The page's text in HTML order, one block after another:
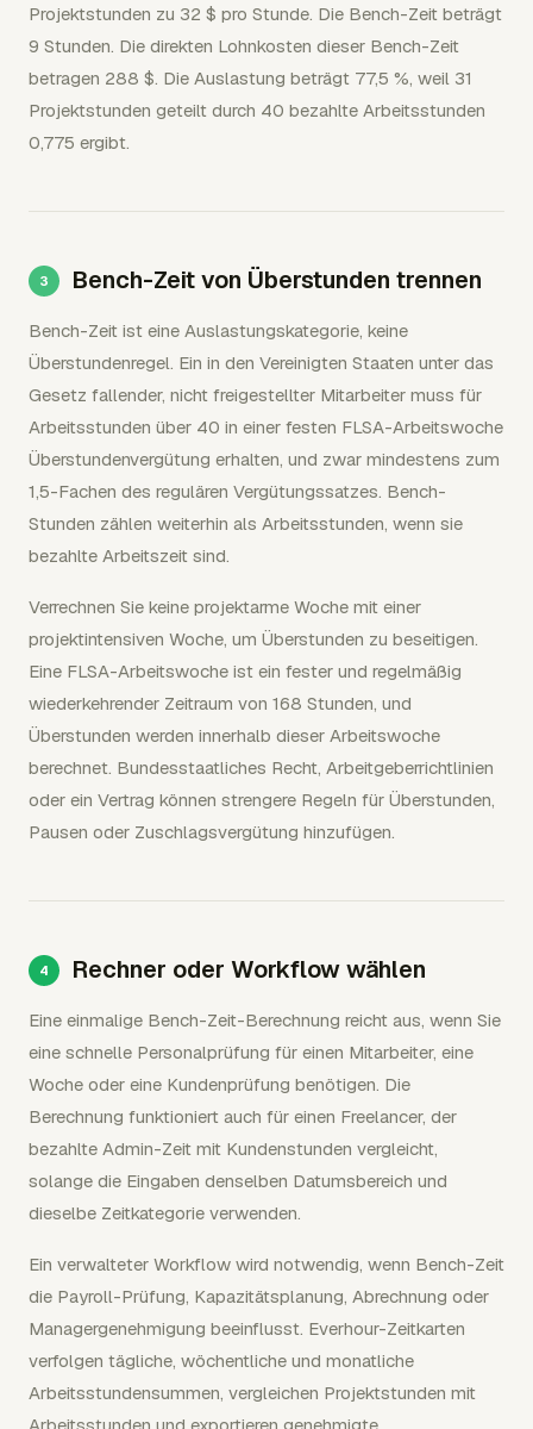
Projektstunden zu 32 $ pro Stunde. Die Bench-Zeit beträgt
9 Stunden. Die direkten Lohnkosten dieser Bench-Zeit
betragen 288 $. Die Auslastung beträgt 77,5 %, weil 31
Projektstunden geteilt durch 40 bezahlte Arbeitsstunden
0,775 ergibt.
Bench-Zeit von Überstunden trennen
Bench-Zeit ist eine Auslastungskategorie, keine
Überstundenregel. Ein in den Vereinigten Staaten unter das
Gesetz fallender, nicht freigestellter Mitarbeiter muss für
Arbeitsstunden über 40 in einer festen FLSA-Arbeitswoche
Überstundenvergütung erhalten, und zwar mindestens zum
1,5-Fachen des regulären Vergütungssatzes. Bench-
Stunden zählen weiterhin als Arbeitsstunden, wenn sie
bezahlte Arbeitszeit sind.
Verrechnen Sie keine projektarme Woche mit einer
projektintensiven Woche, um Überstunden zu beseitigen.
Eine FLSA-Arbeitswoche ist ein fester und regelmäßig
wiederkehrender Zeitraum von 168 Stunden, und
Überstunden werden innerhalb dieser Arbeitswoche
berechnet. Bundesstaatliches Recht, Arbeitgeberrichtlinien
oder ein Vertrag können strengere Regeln für Überstunden,
Pausen oder Zuschlagsvergütung hinzufügen.
Rechner oder Workflow wählen
Eine einmalige Bench-Zeit-Berechnung reicht aus, wenn Sie
eine schnelle Personalprüfung für einen Mitarbeiter, eine
Woche oder eine Kundenprüfung benötigen. Die
Berechnung funktioniert auch für einen Freelancer, der
bezahlte Admin-Zeit mit Kundenstunden vergleicht,
solange die Eingaben denselben Datumsbereich und
dieselbe Zeitkategorie verwenden.
Ein verwalteter Workflow wird notwendig, wenn Bench-Zeit
die Payroll-Prüfung, Kapazitätsplanung, Abrechnung oder
Managergenehmigung beeinflusst. Everhour-Zeitkarten
verfolgen tägliche, wöchentliche und monatliche
Arbeitsstundensummen, vergleichen Projektstunden mit
Arbeitsstunden und exportieren genehmigte